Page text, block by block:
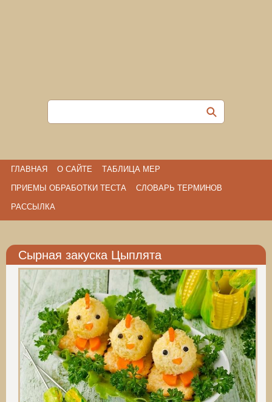
ГЛАВНАЯ О САЙТЕ ТАБЛИЦА МЕР
ПРИЕМЫ ОБРАБОТКИ ТЕСТА СЛОВАРЬ ТЕРМИНОВ
РАССЫЛКА
Сырная закуска Цыплята